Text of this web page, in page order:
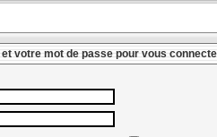
votre mot de passe pour vous